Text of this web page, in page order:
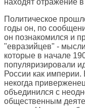
находят отражение
Политическое
годы он, по
он познакомился и
"евразийцев" -
которые в начале
популяризировали
России как империи.
некогда
объединился с
общественным